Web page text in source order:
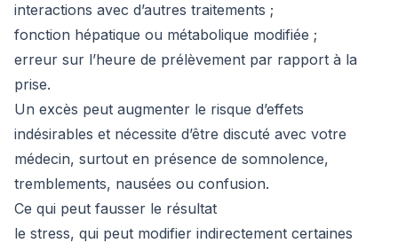
interactions avec d’autres traitements ;
fonction hépatique ou métabolique modifiée ;
erreur sur l’heure de prélèvement par rapport à la
prise.
Un excès peut augmenter le risque d’effets
indésirables et nécessite d’être discuté avec votre
médecin, surtout en présence de somnolence,
tremblements, nausées ou confusion.
Ce qui peut fausser le résultat
le stress, qui peut modifier indirectement certaines